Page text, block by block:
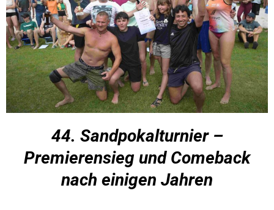
44. Sandpokalturnier –
Premierensieg und Comeback
nach einigen Jahren